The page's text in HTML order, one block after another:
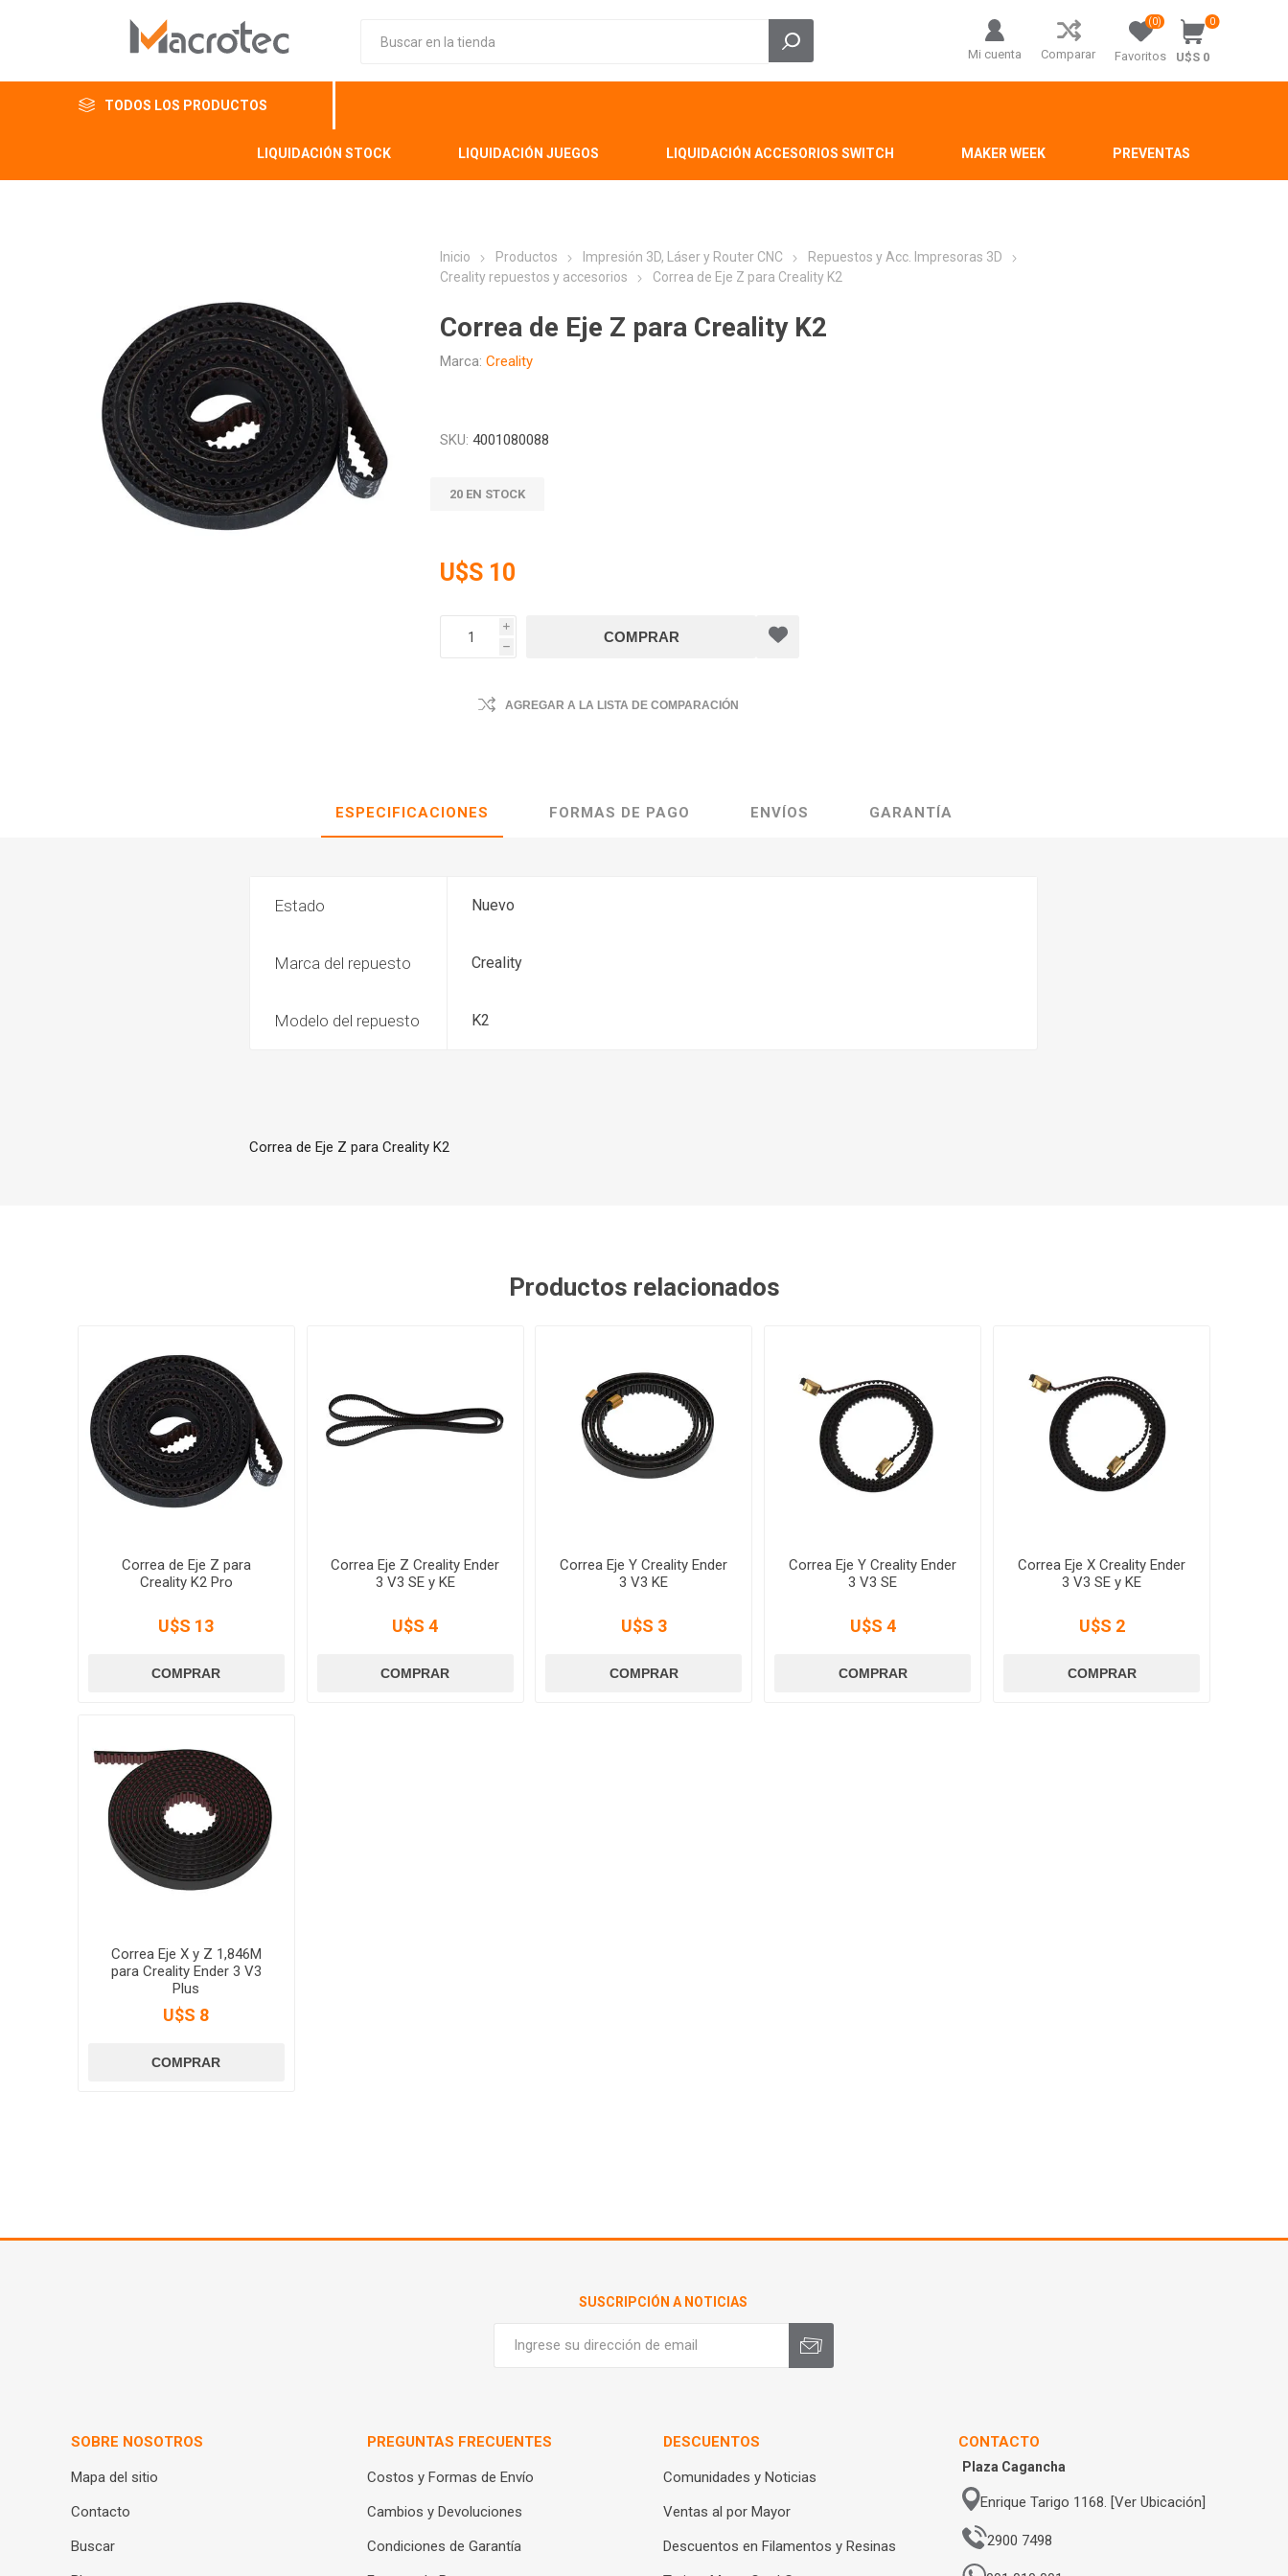
Mi cuenta Comparar Favoritos
(0) 0
U$S 0
TODOS LOS PRODUCTOS
LIQUIDACIÓN STOCK LIQUIDACIÓN JUEGOS LIQUIDACIÓN ACCESORIOS SWITCH MAKER WEEK PREVENTAS
Inicio Productos Impresión 3D, Láser y Router CNC
Repuestos y Acc. Impresoras 3D
Creality repuestos y accesorios
Correa de Eje Z para Creality K2
Correa de Eje Z para Creality K2
Marca: Creality
SKU: 4001080088
20 EN STOCK
U$S 10
i
h
AGREGAR A LA LISTA DE COMPARACIÓN
ESPECIFICACIONES FORMAS DE PAGO ENVÍOS GARANTÍA
Estado Nuevo
Marca del repuesto Creality
Modelo del repuesto K2
Correa de Eje Z para Creality K2
Productos relacionados
Correa de Eje Z para
Creality K2 Pro
U$S 13
Correa Eje Z Creality Ender
3 V3 SE y KE
U$S 4
Correa Eje Y Creality Ender
3 V3 KE
U$S 3
Correa Eje Y Creality Ender
3 V3 SE
U$S 4
Correa Eje X Creality Ender
3 V3 SE y KE
U$S 2
Correa Eje X y Z 1,846M
para Creality Ender 3 V3
Plus
U$S 8
SUSCRIPCIÓN A NOTICIAS
SOBRE NOSOTROS
Mapa del sitio
Contacto
Buscar
PREGUNTAS FRECUENTES
Costos y Formas de Envío
Cambios y Devoluciones
Condiciones de Garantía
DESCUENTOS
Comunidades y Noticias
Ventas al por Mayor
Descuentos en Filamentos y Resinas
CONTACTO
Plaza Cagancha
Enrique Tarigo 1168. [Ver Ubicación]
2900 7498